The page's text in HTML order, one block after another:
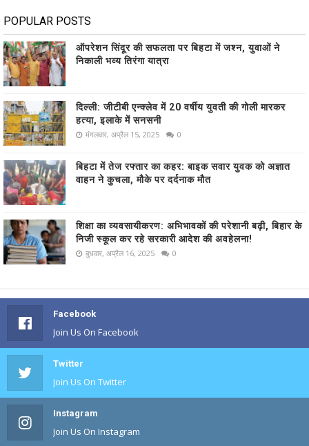
POPULAR POSTS
ऑपरेशन सिंदूर की सफलता पर बिहटा में जश्न, युवाओं ने
निकाली भव्य तिरंगा यात्रा
दिल्ली: जीटीबी एन्क्लेव में 20 वर्षीय युवती की गोली मारकर
हत्या, इलाके में सनसनी
मंगलवार, अप्रैल 15, 2025 0
बिहटा में तेज रफ्तार का कहर: बाइक सवार युवक को अज्ञात
वाहन ने कुचला, मौके पर दर्दनाक मौत
शिक्षा का व्यवसायीकरण: अभिभावकों की परेशानी बढ़ी, बिहार के
निजी स्कूल कर रहे सरकारी आदेश की अवहेलना!
बुधवार, अप्रैल 16, 2025 0
Facebook
Join Us On Facebook
Twitter
Join Us On Twitter
Instagram
Join Us On Instagram